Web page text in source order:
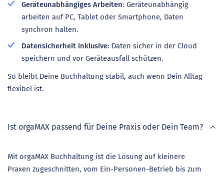
Geräteunabhängiges Arbeiten: Geräteunabhängig
arbeiten auf PC, Tablet oder Smartphone, Daten
synchron halten.
Datensicherheit inklusive: Daten sicher in der Cloud
speichern und vor Geräteausfall schützen.
So bleibt Deine Buchhaltung stabil, auch wenn Dein Alltag
flexibel ist.
Ist orgaMAX passend für Deine Praxis oder Dein Team?
Mit orgaMAX Buchhaltung ist die Lösung auf kleinere
Praxen zugeschnitten, vom Ein-Personen-Betrieb bis zum